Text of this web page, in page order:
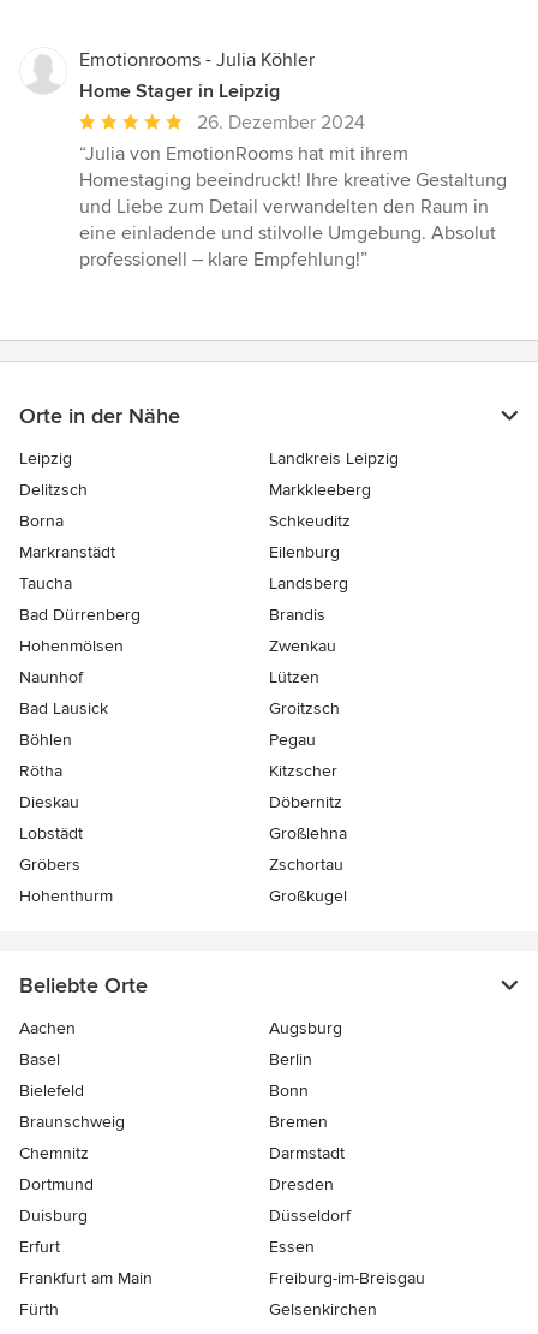
Emotionrooms - Julia Köhler
Home Stager in Leipzig
Durchschnittliche
Bewertung:
5
von
5
Sternen
26. Dezember 2024
“Julia von EmotionRooms hat mit ihrem
Homestaging beeindruckt! Ihre kreative Gestaltung
und Liebe zum Detail verwandelten den Raum in
eine einladende und stilvolle Umgebung. Absolut
professionell – klare Empfehlung!”
Orte in der Nähe
Leipzig
Landkreis Leipzig
Delitzsch
Markkleeberg
Borna
Schkeuditz
Markranstädt
Eilenburg
Taucha
Landsberg
Bad Dürrenberg
Brandis
Hohenmölsen
Zwenkau
Naunhof
Lützen
Bad Lausick
Groitzsch
Böhlen
Pegau
Rötha
Kitzscher
Dieskau
Döbernitz
Lobstädt
Großlehna
Gröbers
Zschortau
Hohenthurm
Großkugel
Beliebte Orte
Aachen
Augsburg
Basel
Berlin
Bielefeld
Bonn
Braunschweig
Bremen
Chemnitz
Darmstadt
Dortmund
Dresden
Duisburg
Düsseldorf
Erfurt
Essen
Frankfurt am Main
Freiburg-im-Breisgau
Fürth
Gelsenkirchen